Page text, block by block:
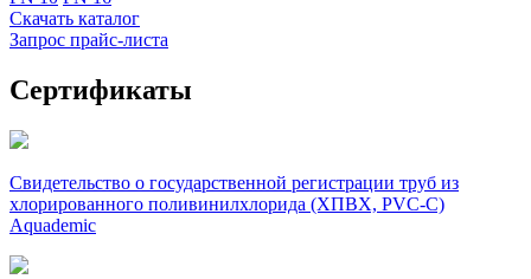
Скачать каталог
Запрос прайс-листа
Сертификаты
Свидетельство о государственной регистрации труб из
хлорированного поливинилхлорида (ХПВХ, PVC-C)
Aquademic